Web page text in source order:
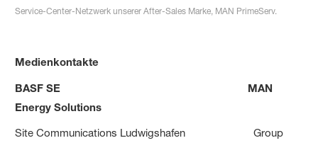
Service-Center-Netzwerk unserer After-Sales Marke, MAN PrimeServ.
Medienkontakte
BASF SE
MAN
Energy Solutions
Site Communications Ludwigshafen Group